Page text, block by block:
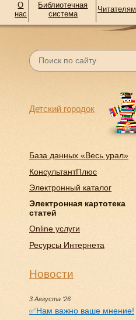
О
нас
Библиотечная
система
Читателям
Детский городок
База данных «Весь урал»
КонсультантПлюс
Электронный каталог
Электронная картотека
статей
Online услуги
Ресурсы Интернета
Новости
3 Августа ‘26
✅Нам важно ваше мнение!